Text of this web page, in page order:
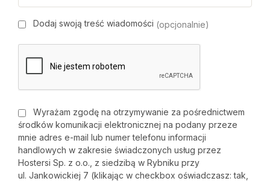
Dodaj swoją treść wiadomości (opcjonalnie)
Wyrażam zgodę na otrzymywanie za pośrednictwem
środków komunikacji elektronicznej na podany przeze
mnie adres e-mail lub numer telefonu informacji
handlowych w zakresie świadczonych usług przez
Hostersi Sp. z o.o., z siedzibą w Rybniku przy
ul. Jankowickiej 7 (klikając w checkbox oświadczasz: tak,